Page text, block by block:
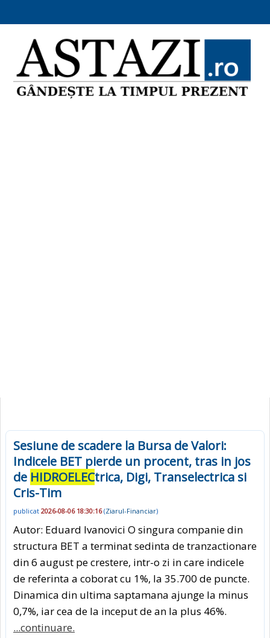
Sesiune de scadere la Bursa de Valori:
Indicele BET pierde un procent, tras in jos
de HIDROELECtrica, Digi, Transelectrica si
Cris-Tim
publicat 2026-08-06 18:30:16(Ziarul-Financiar)
Autor: Eduard Ivanovici O singura companie din
structura BET a terminat sedinta de tranzactionare
din 6 august pe crestere, intr-o zi in care indicele
de referinta a coborat cu 1%, la 35.700 de puncte.
Dinamica din ultima saptamana ajunge la minus
0,7%, iar cea de la inceput de an la plus 46%.
...continuare.